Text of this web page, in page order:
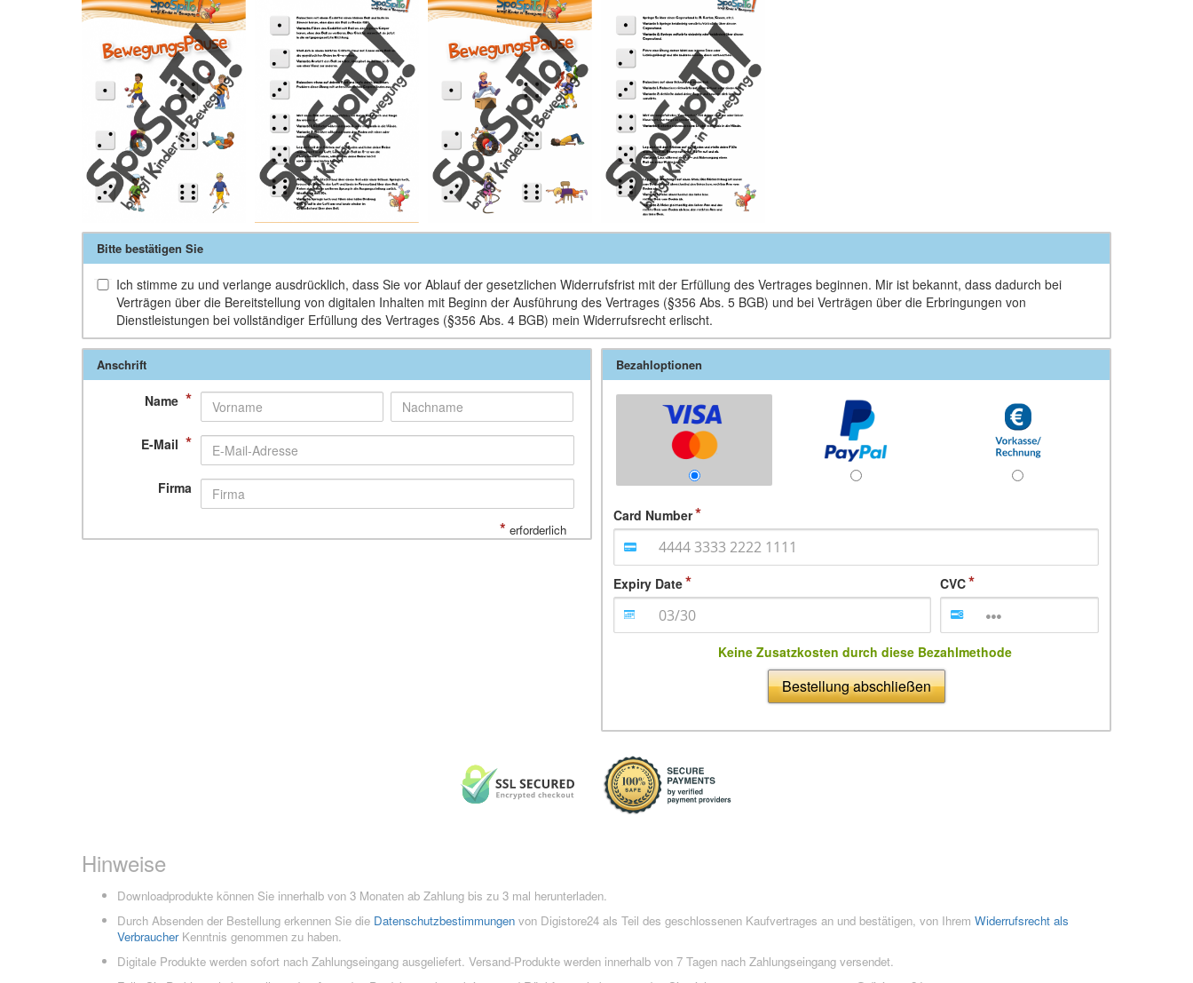
Bitte bestätigen Sie
Ich stimme zu und verlange ausdrücklich, dass Sie vor Ablauf der gesetzlichen Widerrufsfrist mit der Erfüllung des Vertrages beginnen. Mir ist bekannt, dass dadurch bei
Verträgen über die Bereitstellung von digitalen Inhalten mit Beginn der Ausführung des Vertrages (§356 Abs. 5 BGB) und bei Verträgen über die Erbringungen von
Dienstleistungen bei vollständiger Erfüllung des Vertrages (§356 Abs. 4 BGB) mein Widerrufsrecht erlischt.
Anschrift
Name *
E-Mail *
Firma
* erforderlich
Bezahloptionen
Card Number
Expiry Date CVC
Keine Zusatzkosten durch diese Bezahlmethode
Bestellung abschließen
Hinweise
Downloadprodukte können Sie innerhalb von 3 Monaten ab Zahlung bis zu 3 mal herunterladen.
Durch Absenden der Bestellung erkennen Sie die Datenschutzbestimmungen von Digistore24 als Teil des geschlossenen Kaufvertrages an und bestätigen, von Ihrem Widerrufsrecht als
VerbraucherKenntnis genommen zu haben.
Digitale Produkte werden sofort nach Zahlungseingang ausgeliefert. Versand-Produkte werden innerhalb von 7 Tagen nach Zahlungseingang versendet.